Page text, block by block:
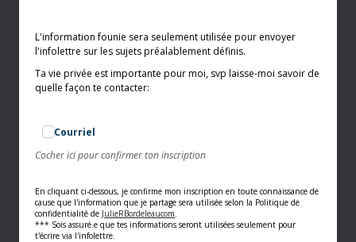
L'information founie sera seulement utilisée pour envoyer
l'infolettre sur les sujets préalablement définis.
Ta vie privée est importante pour moi, svp laisse-moi savoir de
quelle façon te contacter:
Courriel
Cocher ici pour confirmer ton inscription
En cliquant ci-dessous, je confirme mon inscription en toute connaissance de
cause que l'information que je partage sera utilisée selon la Politique de
confidentialité de JulieRBordeleaucom.
*** Sois assuré.e que tes informations seront utilisées seulement pour
t'écrire via l'infolettre.